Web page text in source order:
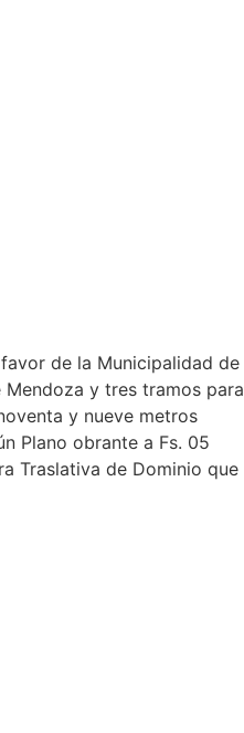
de la Municipalidad de
y tres tramos para
y nueve metros
Plano obrante a Fs. 05
Traslativa de Dominio que